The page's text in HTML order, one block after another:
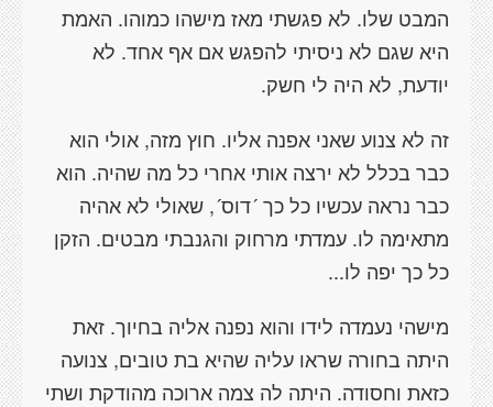
המבט שלו. לא פגשתי מאז מישהו כמוהו. האמת
היא שגם לא ניסיתי להפגש אם אף אחד. לא
יודעת, לא היה לי חשק.
זה לא צנוע שאני אפנה אליו. חוץ מזה, אולי הוא
כבר בכלל לא ירצה אותי אחרי כל מה שהיה. הוא
כבר נראה עכשיו כל כך ´דוס´, שאולי לא אהיה
מתאימה לו. עמדתי מרחוק והגנבתי מבטים. הזקן
כל כך יפה לו...
מישהי נעמדה לידו והוא נפנה אליה בחיוך. זאת
היתה בחורה שראו עליה שהיא בת טובים, צנועה
כזאת וחסודה. היתה לה צמה ארוכה מהודקת ושתי